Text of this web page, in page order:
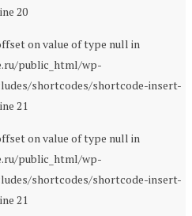
20
on value of type null in
public_html/wp-
shortcodes/shortcode-insert-
21
on value of type null in
public_html/wp-
shortcodes/shortcode-insert-
21